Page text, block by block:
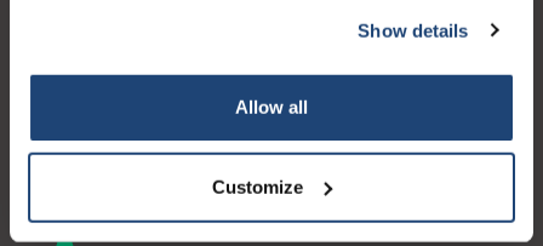
Show details
Allow all
Customize
Contactgegevens